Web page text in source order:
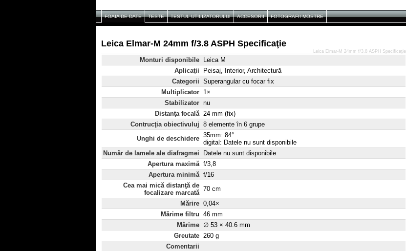
FOAIA DE DATE TESTE TESTUL UTILIZATORULUI ACCESORII FOTOGRAFII MOSTRE
Leica Elmar-M 24mm f/3.8 ASPH Specificaţie
Monturi disponibile
Leica M
Aplicaţii
Peisaj, Interior, Architectură
Categorii Superangular cu focar fix
Multiplicator 1×
Stabilizator nu
Distanţa focală 24 mm (fix)
Contrucţia obiectivuluj 8 elemente în 6 grupe
Unghi de deschidere 35mm: 84°
digital: Datele nu sunt disponibile
Număr de lamele ale diafragmei
Datele nu sunt disponibile
Apertura maximă f/3,8
Apertura minimă f/16
Cea mai mică distanţă de
focalizare marcată
70 cm
Mărire 0,04×
Mărime filtru 46 mm
Mărime ∅ 53 × 40.6 mm
Greutate 260 g
Comentarii
Leica Elmar-M 24mm f/3.8 ASPH Specificaţie